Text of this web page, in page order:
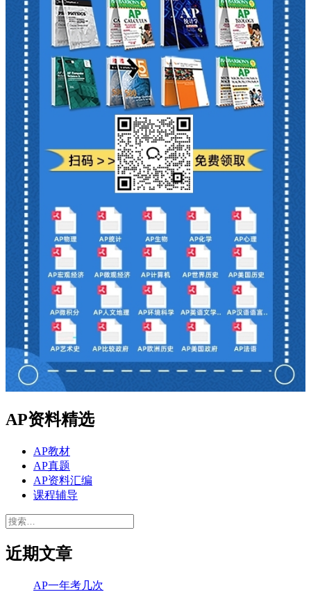
AP资料精选
AP教材
AP真题
AP资料汇编
课程辅导
搜
近期文章
AP一年考几次